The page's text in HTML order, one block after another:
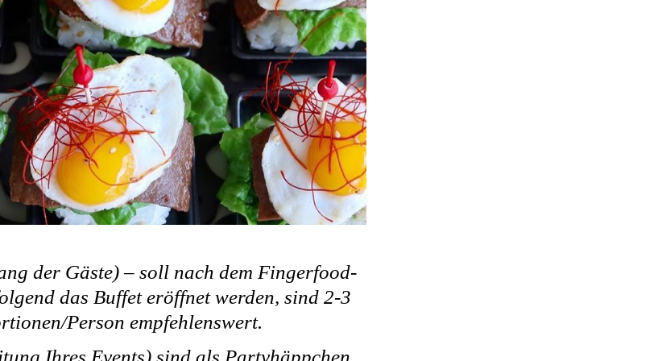
der Gäste) – soll nach dem Fingerfood-
das Buffet eröffnet werden, sind 2-3
Person empfehlenswert.
Ihres Events) sind als Partyhäppchen